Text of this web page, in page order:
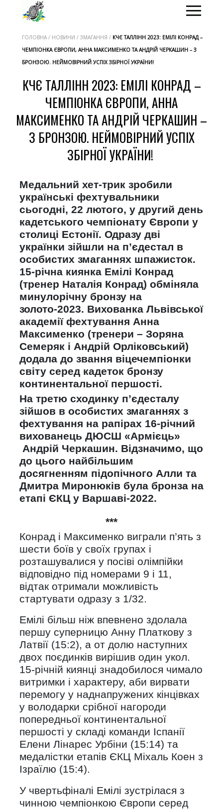
ГОЛОВНА / НОВИНИ / ЗМАГАННЯ / КЧЄ ТАЛЛІНН 2023: ЕМІЛІ КОНРАД –
ЧЕМПІОНКА ЄВРОПИ, АННА МАКСИМЕНКО ТА АНДРІЙ ЧЕРКАШИН – З
БРОНЗОЮ. НЕЙМОВІРНИЙ УСПІХ ЗБІРНОЇ УКРАЇНИ!
КЧЄ ТАЛЛІНН 2023: ЕМІЛІ КОНРАД –
ЧЕМПІОНКА ЄВРОПИ, АННА
МАКСИМЕНКО ТА АНДРІЙ ЧЕРКАШИН –
З БРОНЗОЮ. НЕЙМОВІРНИЙ УСПІХ
ЗБІРНОЇ УКРАЇНИ!
Медальний хет-трик зробили
українські фехтувальники
сьогодні, 22 лютого, у другий день
кадетського чемпіонату Європи у
столиці Естонії. Одразу дві
українки зійшли на п’єдестал в
особистих змаганнях шпажисток.
15-річна киянка Емілі Конрад
(тренер Наталія Конрад) обміняла
минулорічну бронзу на
золото-2023. Вихованка Львівської
академії фехтування Анна
Максименко (тренери – Зоряна
Семеряк і Андрій Орліковський)
додала до звання віцечемпіонки
світу серед кадеток бронзу
континентальної першості.
На третю сходинку п’єдесталу
зійшов в особистих змаганнях з
фехтування на рапірах 16-річний
вихованець ДЮСШ «Армієць»
Андрій Черкашин. Відзначимо, що
до цього найбільшим
досягненням підопічного Алли та
Дмитра Миронюків була бронза на
етапі ЄКЦ у Варшаві-2022.
***
Конрад і Максименко виграли п’ять з
шести боїв у своїх групах і
розташувалися у посіві олімпійки
відповідно під номерами 9 і 11,
відтак отримали можливість
стартувати одразу з 1/32.
Емілі більш ніж впевнено здолала
першу суперницю Анну Платкову з
Латвії (15:2), а от долю наступних
двох поєдинків вирішив один укол.
15-річній киянці знадобилося чимало
витримки і характеру, аби вирвати
перемогу у наднапружених кінцівках
у володарки срібної нагороди
попередньої континентальної
першості у складі команди Іспанії
Елени Лінарес Урбіни (15:14) та
медалістки етапів ЄКЦ Міхаль Коен з
Ізраїлю (15:4).
У чвертьфіналі Емілі зустрілася з
чинною чемпіонкою Європи серед